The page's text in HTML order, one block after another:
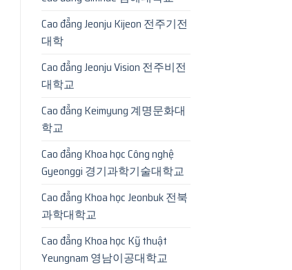
Cao đẳng Jeonju Kijeon 전주기전
대학
Cao đẳng Jeonju Vision 전주비전
대학교
Cao đẳng Keimyung 계명문화대
학교
Cao đẳng Khoa học Công nghệ
Gyeonggi 경기과학기술대학교
Cao đẳng Khoa học Jeonbuk 전북
과학대학교
Cao đẳng Khoa học Kỹ thuật
Yeungnam 영남이공대학교